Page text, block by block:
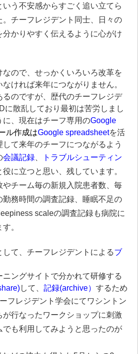
う不安感からすごく追い立てら
チーフレジデント同士、日々の
分かりやすく伝えるように心がけ
ので、せっかくいろいろ改革を
ければ来年につながりません。
のですが、歴代のチーフレジデ
に散乱しており最初は苦労しまし
に、現在はチーフ専用のGoogle
ル作成はGoogle spreadsheetを活
て来年のチーフにつながるよう
会議記録
トラブルシューティン
に立つと思い、残しています。
チーム毎の新規入院患者数、毎
務時間の調査記録、睡眠不足の
scaleの調査記録も病院に
。
て、チーフレジデントによるブ
ニングサイトで分かれて研修する
して、 記録(archive） するため
フレジデント学会にてワシントン
行なったワークショップに刺激
でも利用してみようと思ったのが